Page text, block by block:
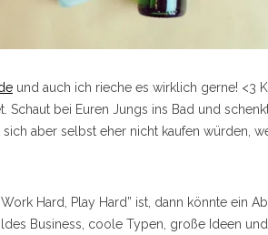
und auch ich rieche es wirklich gerne! <3
Schaut bei Euren Jungs ins Bad und
sich aber selbst eher nicht kaufen würden,
Hard, Play Hard” ist, dann könnte ein
Business, coole Typen, große Ideen